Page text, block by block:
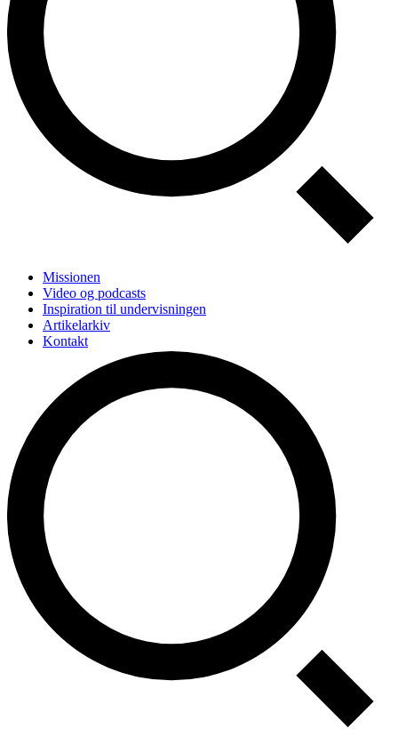
Missionen
Video og podcasts
Inspiration til undervisningen
Artikelarkiv
Kontakt
Videreuddannelse